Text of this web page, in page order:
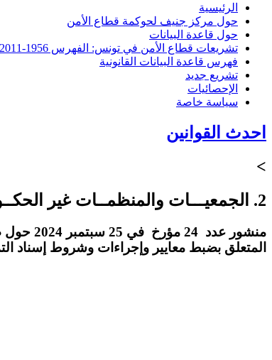
الرئيسية
حول مركز جنيف لحوكمة قطاع الأمن
حول قاعدة البيانات
تشريعات قطاع الأمن في تونس: الفهرس 1956-2011
فهرس قاعدة البيانات القانونية
تشريع جديد
الإحصائيات
سياسة خاصة
احدث القوانين
>
2. الجمعيـــات والمنظمــات غير الحكــومية
المتعلق بضبط معايير وإجراءات وشروط إسناد